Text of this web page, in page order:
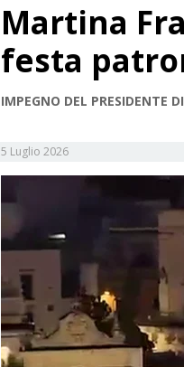
Martina
festa
IMPEGNO DEL PRESIDENTE
5 Luglio 2026